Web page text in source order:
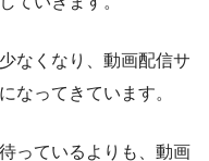
なくなり、動画配信サ
なってきています。
っているよりも、動画